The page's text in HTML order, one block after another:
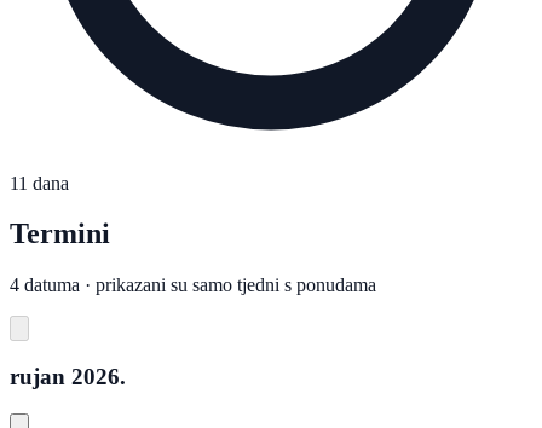
11 dana
Termini
4 datuma · prikazani su samo tjedni s ponudama
rujan 2026.